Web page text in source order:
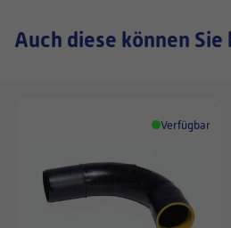
Auch diese können Sie
Verfügbar